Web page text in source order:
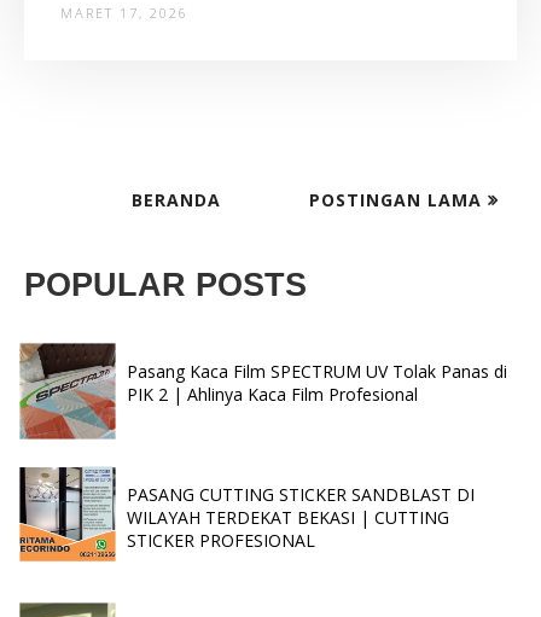
MARET 17, 2026
POSTINGAN LAMA
BERANDA
POPULAR POSTS
Pasang Kaca Film SPECTRUM UV Tolak Panas di
PIK 2 | Ahlinya Kaca Film Profesional
PASANG CUTTING STICKER SANDBLAST DI
WILAYAH TERDEKAT BEKASI | CUTTING
STICKER PROFESIONAL